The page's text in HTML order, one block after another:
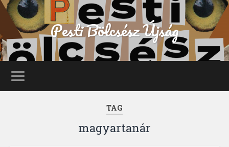
Pesti Bölcsész Újság
TAG
magyartanár